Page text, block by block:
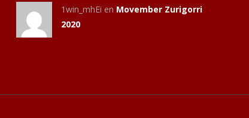
1win_mhEi en Movember Zurigorri
2020